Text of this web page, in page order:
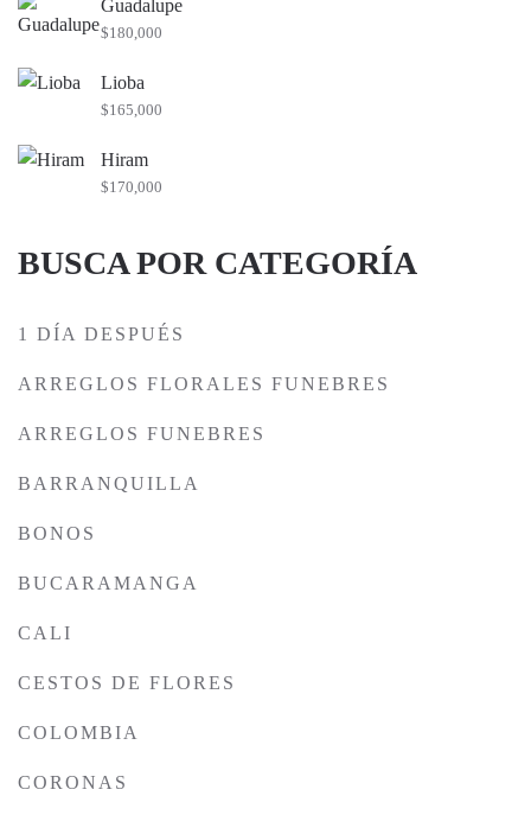
Guadalupe
$180,000
Lioba
$165,000
Hiram
$170,000
BUSCA POR CATEGORÍA
1 DÍA DESPUÉS
ARREGLOS FLORALES FUNEBRES
ARREGLOS FUNEBRES
BARRANQUILLA
BONOS
BUCARAMANGA
CALI
CESTOS DE FLORES
COLOMBIA
CORONAS